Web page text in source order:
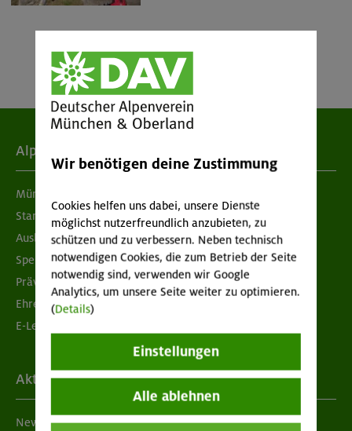
Alpenverein
München & Oberland
Standorte
Ausbildung & Jobs
Spenden
Prävention sexualisierter Gewalt
Ehrenamtsbörse
E-Learning
Aktuelles
Newsletter
Wir benötigen deine Zustimmung
Cookies helfen uns dabei, unsere Dienste
möglichst nutzerfreundlich anzubieten, zu
schützen und zu verbessern. Neben technisch
notwendigen Cookies, die zum Betrieb der Seite
notwendig sind, verwenden wir Google
Analytics, um unsere Seite weiter zu optimieren.
(Details)
Einstellungen
Alle ablehnen